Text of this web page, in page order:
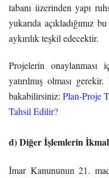
tabanı üzerinden yapı
yukarıda açıkladığımız
aykırılık teşkil edecektir.
Projelerin onaylanması
yatırılmış olması
bakabilirsiniz: Plan-Proje
Tahsil Edilir?
d) Diğer İşlemlerin
İmar Kanununun 21.